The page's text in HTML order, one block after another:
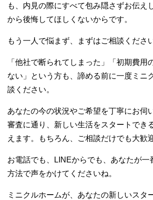
も、内見の際にすべて包み隠さずお伝え
から後悔してほしくないからです。
もう一人で悩まず、まずはご相談くださ
「他社で断られてしまった」「初期費用
ない」という方も、諦める前に一度ミニ
談ください。
あなたの今の状況やご希望を丁寧にお伺
審査に通り、新しい生活をスタートでき
えます。もちろん、ご相談だけでも大歓
お電話でも、LINEからでも、あなたが一
方法で声をかけてくださいね。
ミニクルホームが、あなたの新しいスタ